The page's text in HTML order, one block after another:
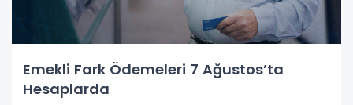
Emekli Fark Ödemeleri 7 Ağustos’ta
Hesaplarda